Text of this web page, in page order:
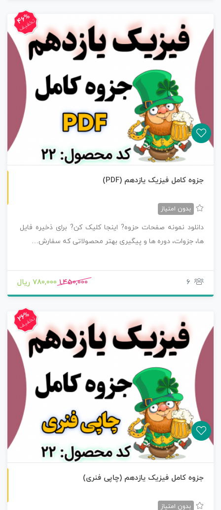
46%
تخفیف
جزوه کامل فیزیک یازدهم (PDF)
بدون امتیاز
دانلود نمونه صفحات حزوه? اینجا کلیک کن? برای ذخیره فایل
ها، جزوات، دوره ها و پیگیری بهتر محصولاتی که سفارش…
6
1,450,000 780,000 ریال
26%
تخفیف
جزوه کامل فیزیک یازدهم (چاپی فنری)
بدون امتیاز